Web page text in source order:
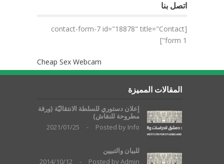
اتصل بنا
[contact-form-7 id="18878" title="Contact
form 1"]
Cheap Sex Webcam
المقالات المميزة
إعلان دستوري للسلطة الانتقاليّة (ورقة
مطروحة للنقاش)
Posted by Info
-
2021/01/25
للبيان والتبيين
Posted byAdmin
-
2014/10/12